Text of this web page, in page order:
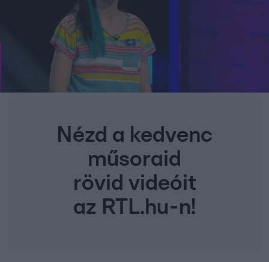
Nézd a kedvenc
műsoraid
rövid videóit
az RTL.hu-n!